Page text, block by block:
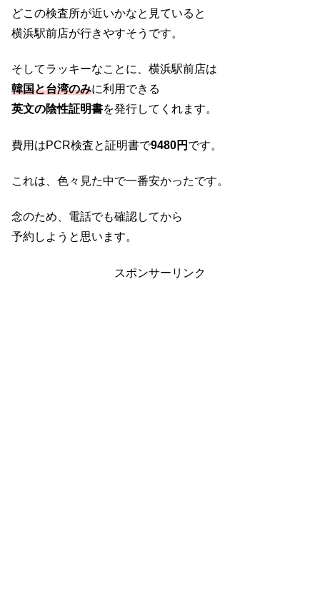
どこの検査所が近いかなと見ていると
横浜駅前店が行きやすそうです。
そしてラッキーなことに、横浜駅前店は
韓国と台湾のみに利用できる
英文の陰性証明書を発行してくれます。
費用はPCR検査と証明書で9480円 です。
これは、色々見た中で一番安かったです。
念のため、電話でも確認してから
予約しようと思います。
スポンサーリンク